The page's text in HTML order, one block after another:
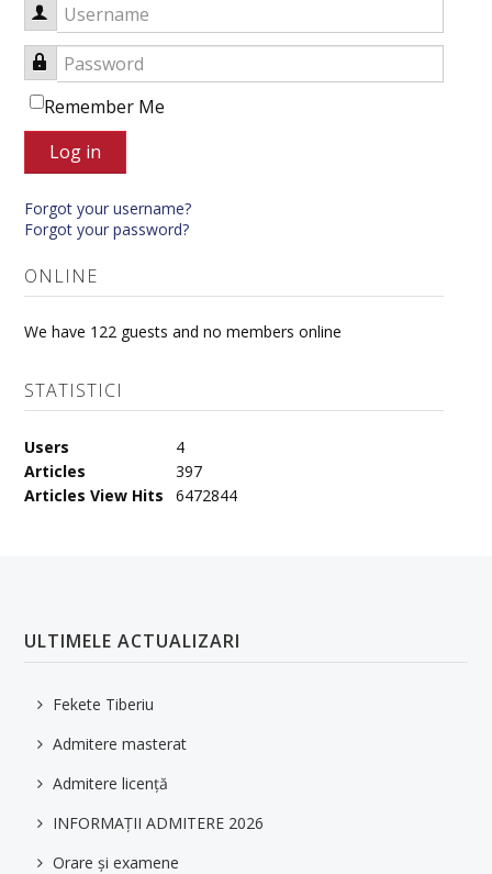
Username
Password
Remember Me
Log in
Forgot your username?
Forgot your password?
ONLINE
We have 122 guests and no members online
STATISTICI
Users
4
Articles
397
Articles View Hits
6472844
ULTIMELE ACTUALIZARI
Fekete Tiberiu
Admitere masterat
Admitere licență
INFORMAȚII ADMITERE 2026
Orare și examene